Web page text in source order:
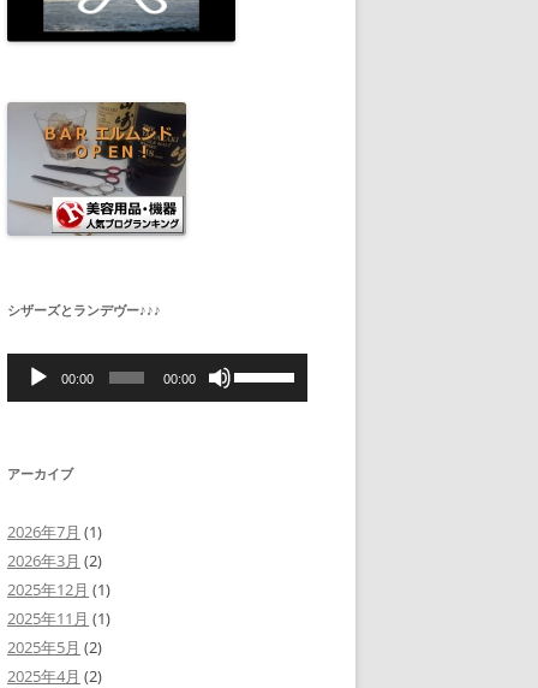
シザーズとランデヴー♪♪♪
音
00:00 00:00
リ
アーカイブ
2026年7月 (1)
2026年3月 (2)
2025年12月 (1)
2025年11月 (1)
2025年5月 (2)
2025年4月 (2)